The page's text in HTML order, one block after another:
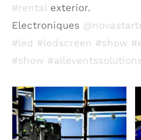
#rentalexterior.
Electroniques
#led #ledscreen #show
#show